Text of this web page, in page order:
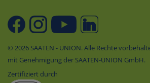
© 2026 SAATEN - UNION. Alle Rechte
mit Genehmigung der SAATEN-UNION GmbH.
Zertifiziert durch